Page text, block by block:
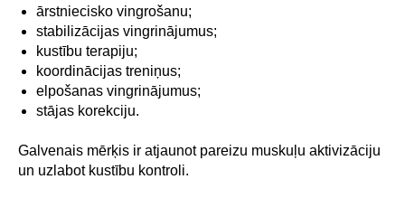
ārstniecisko vingrošanu;
stabilizācijas vingrinājumus;
kustību terapiju;
koordinācijas treniņus;
elpošanas vingrinājumus;
stājas korekciju.
Galvenais mērķis ir atjaunot pareizu muskuļu aktivizāciju
un uzlabot kustību kontroli.